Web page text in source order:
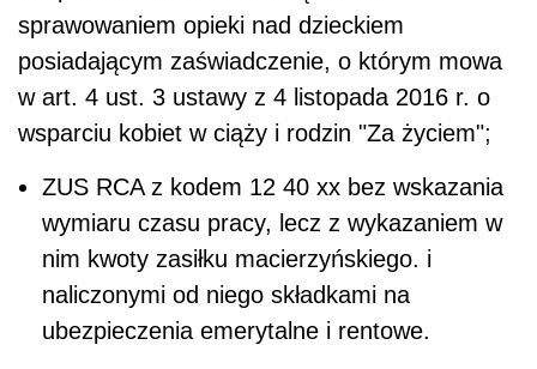
sprawowaniem opieki nad dzieckiem
posiadającym zaświadczenie, o którym mowa
w art. 4 ust. 3 ustawy z 4 listopada 2016 r. o
wsparciu kobiet w ciąży i rodzin "Za życiem";
ZUS RCA z kodem 12 40 xx bez wskazania
wymiaru czasu pracy, lecz z wykazaniem w
nim kwoty zasiłku macierzyńskiego. i
naliczonymi od niego składkami na
ubezpieczenia emerytalne i rentowe.